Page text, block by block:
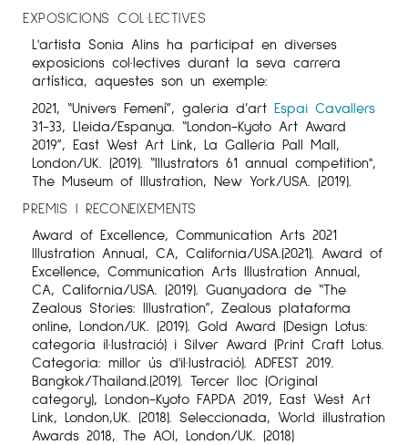
EXPOSICIONS COL·LECTIVES
L'artista Sonia Alins ha participat en diverses
exposicions col·lectives durant la seva carrera
artística, aquestes son un exemple:
2021, “Univers Femení”, galeria d’art Espai Cavallers
31-33, Lleida/Espanya. “London-Kyoto Art Award
2019”, East West Art Link, La Galleria Pall Mall,
London/UK. (2019). “Illustrators 61 annual competition",
The Museum of Illustration, New York/USA. (2019).
PREMIS I RECONEIXEMENTS
Award of Excellence, Communication Arts 2021
Illustration Annual, CA, California/USA.(2021). Award of
Excellence, Communication Arts Illustration Annual,
CA, California/USA. (2019). Guanyadora de “The
Zealous Stories: Illustration”, Zealous plataforma
online, London/UK. (2019). Gold Award (Design Lotus:
categoria il·lustració) i Silver Award (Print Craft Lotus.
Categoria: millor ús d'il·lustració). ADFEST 2019.
Bangkok/Thailand.(2019). Tercer lloc (Original
category), London-Kyoto FAPDA 2019, East West Art
Link, London,UK. (2018). Seleccionada, World illustration
Awards 2018, The AOI, London/UK. (2018)